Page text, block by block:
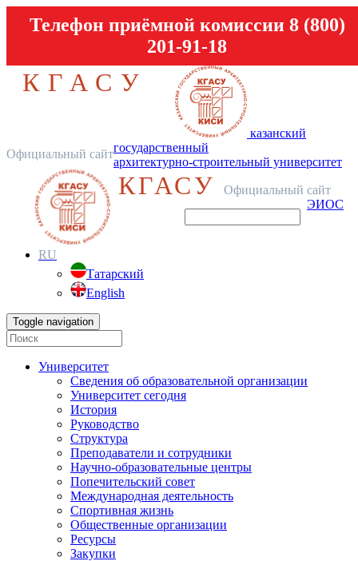
Телефон приёмной комиссии 8 (800)
201-91-18
КГАСУ
Официальный сайт
казанский
государственный
архитектурно-строительный университет
КГАСУ
Официальный сайт
ЭИОС
RU
Татарский
English
Toggle navigation
Университет
Сведения об образовательной организации
Университет сегодня
История
Руководство
Структура
Преподаватели и сотрудники
Научно-образовательные центры
Попечительский совет
Международная деятельность
Спортивная жизнь
Общественные организации
Ресурсы
Закупки